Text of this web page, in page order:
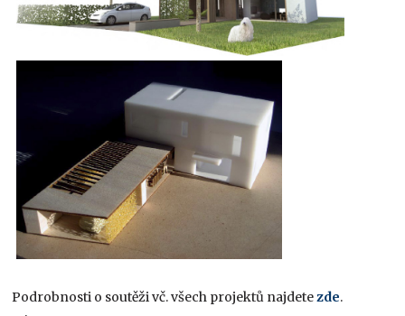
Podrobnosti o soutěži vč. všech projektů najdete zde.